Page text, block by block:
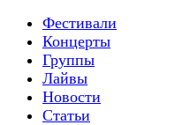
Фестивали
Концерты
Группы
Лайвы
Новости
Статьи